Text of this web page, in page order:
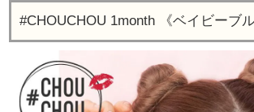
#CHOUCHOU 1month 《ベイビーブル